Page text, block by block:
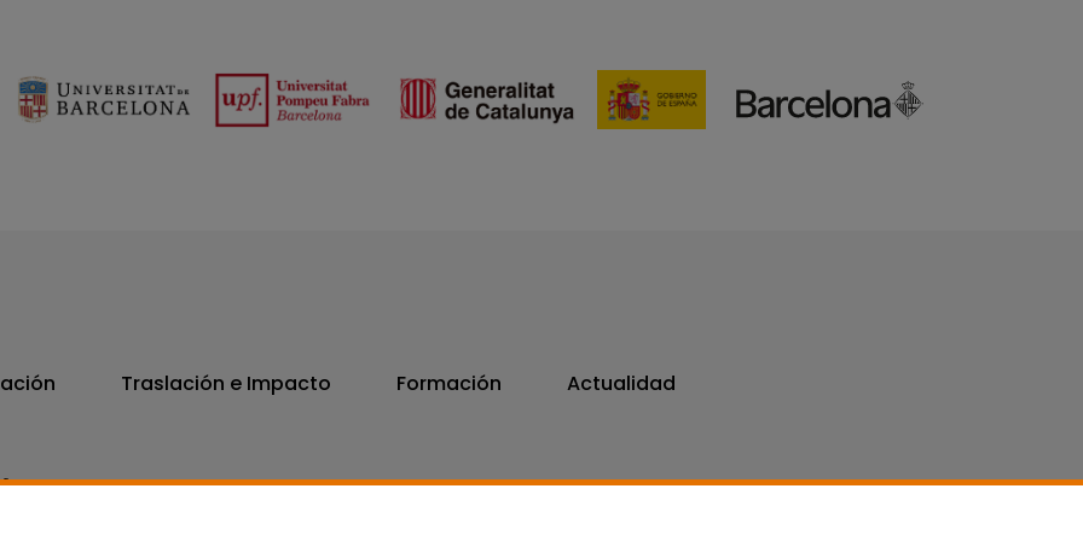
Traslación e Impacto Formación Actualidad